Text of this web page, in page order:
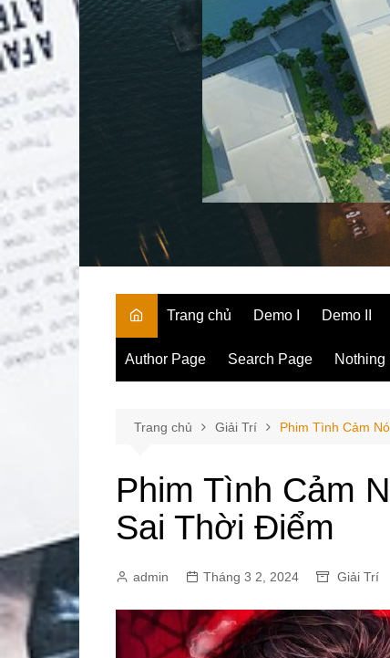
Trang chủ Demo I Demo II
Author Page Search Page Nothing
Trang chủ Giải Trí Phim Tình Cảm
Phim Tình Cảm
Sai Thời Điểm
admin Tháng 3 2, 2024 Giải Trí